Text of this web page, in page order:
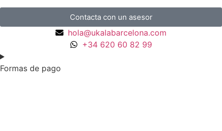
Contacta con un asesor
hola@ukalabarcelona.com
+34 620 60 82 99
Formas de pago